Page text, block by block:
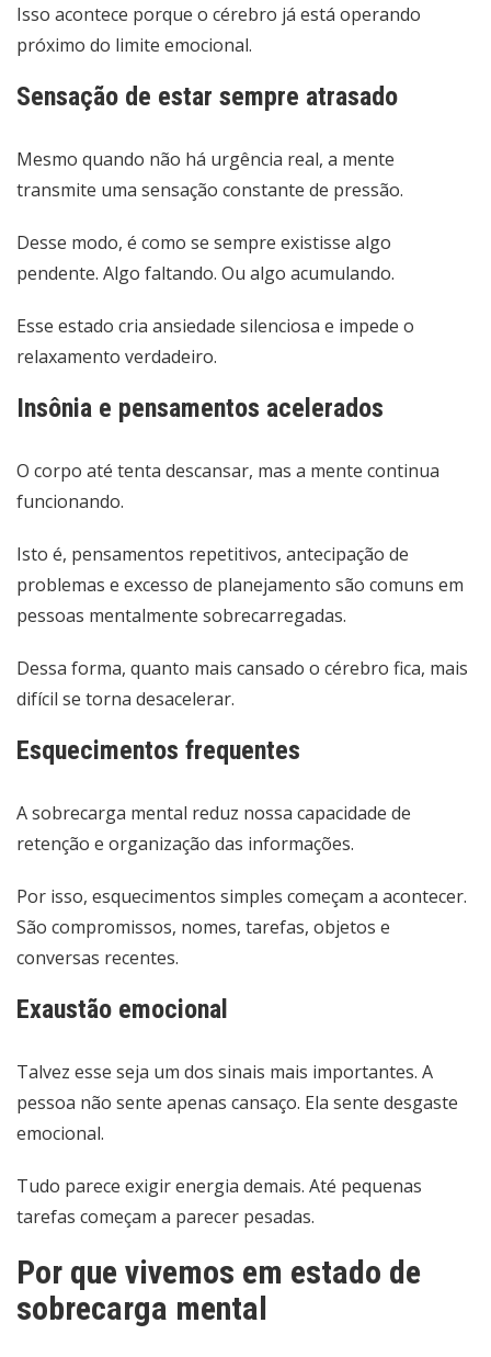
Isso acontece porque o cérebro já está operando
próximo do limite emocional.
Sensação de estar sempre atrasado
Mesmo quando não há urgência real, a mente
transmite uma sensação constante de pressão.
Desse modo, é como se sempre existisse algo
pendente. Algo faltando. Ou algo acumulando.
Esse estado cria ansiedade silenciosa e impede o
relaxamento verdadeiro.
Insônia e pensamentos acelerados
O corpo até tenta descansar, mas a mente continua
funcionando.
Isto é, pensamentos repetitivos, antecipação de
problemas e excesso de planejamento são comuns em
pessoas mentalmente sobrecarregadas.
Dessa forma, quanto mais cansado o cérebro fica, mais
difícil se torna desacelerar.
Esquecimentos frequentes
A sobrecarga mental reduz nossa capacidade de
retenção e organização das informações.
Por isso, esquecimentos simples começam a acontecer.
São compromissos, nomes, tarefas, objetos e
conversas recentes.
Exaustão emocional
Talvez esse seja um dos sinais mais importantes. A
pessoa não sente apenas cansaço. Ela sente desgaste
emocional.
Tudo parece exigir energia demais. Até pequenas
tarefas começam a parecer pesadas.
Por que vivemos em estado de
sobrecarga mental